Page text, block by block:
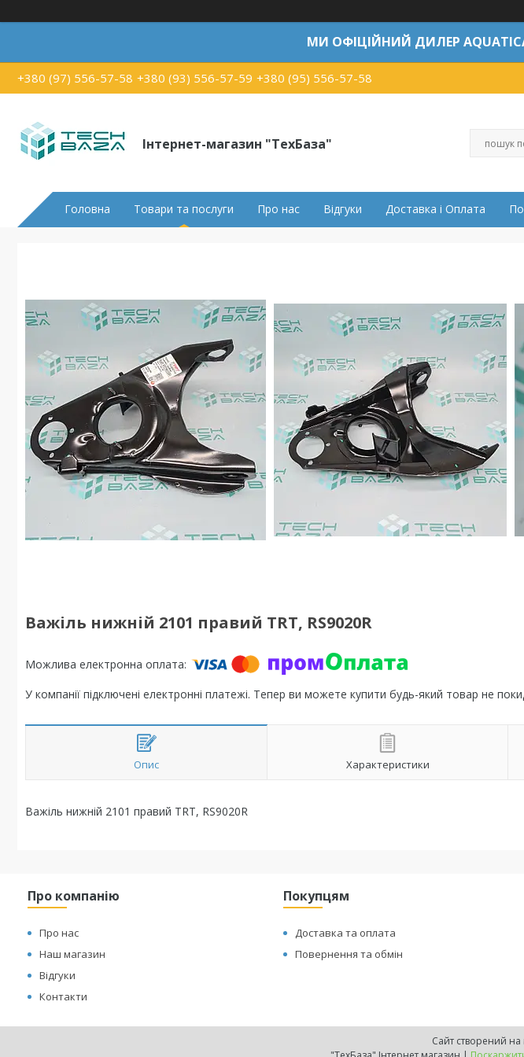
МИ ОФІЦІЙНИЙ ДИЛЕР
+380 (97) 556-57-58 +380 (93) 556-57-59 +380 (95) 556-57-58
Інтернет-магазин "ТехБаза"
Головна Товари та послуги Про нас Відгуки Доставка і Оплата
Важіль нижній 2101 правий TRT, RS9020R
У компанії підключені електронні платежі. Тепер ви можете купити будь-який товар не
Опис Характеристики
Важіль нижній 2101 правий TRT, RS9020R
Про компанію
Про нас
Наш магазин
Відгуки
Контакти
Покупцям
Доставка та оплата
Повернення та обмін
Сайт створений на